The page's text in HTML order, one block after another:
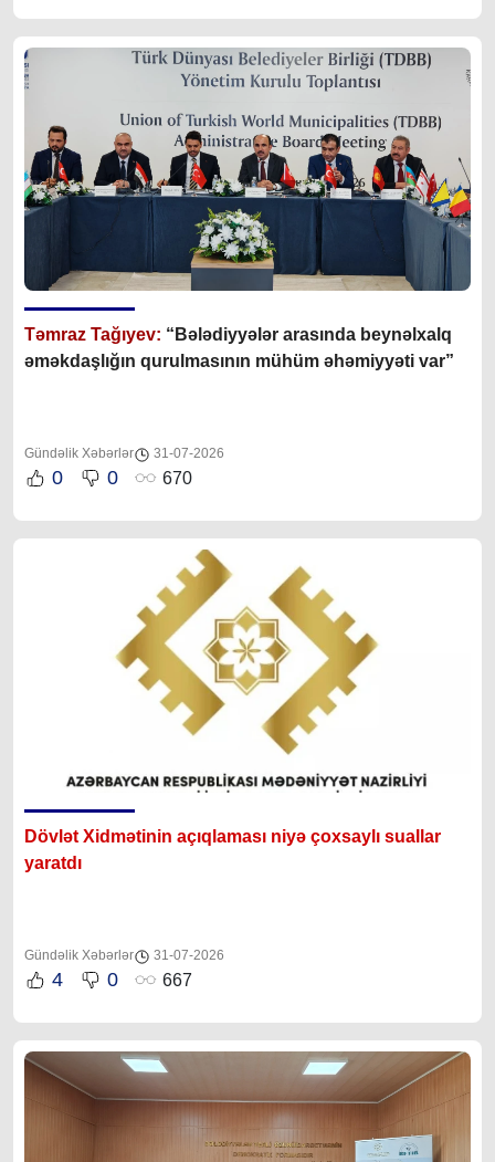
Təmraz Tağıyev: “Bələdiyyələr arasında beynəlxalq
əməkdaşlığın qurulmasının mühüm əhəmiyyəti var”
Gündəlik Xəbərlər 31-07-2026
0 0 670
Dövlət Xidmətinin açıqlaması niyə çoxsaylı suallar
yaratdı
Gündəlik Xəbərlər 31-07-2026
4 0 667